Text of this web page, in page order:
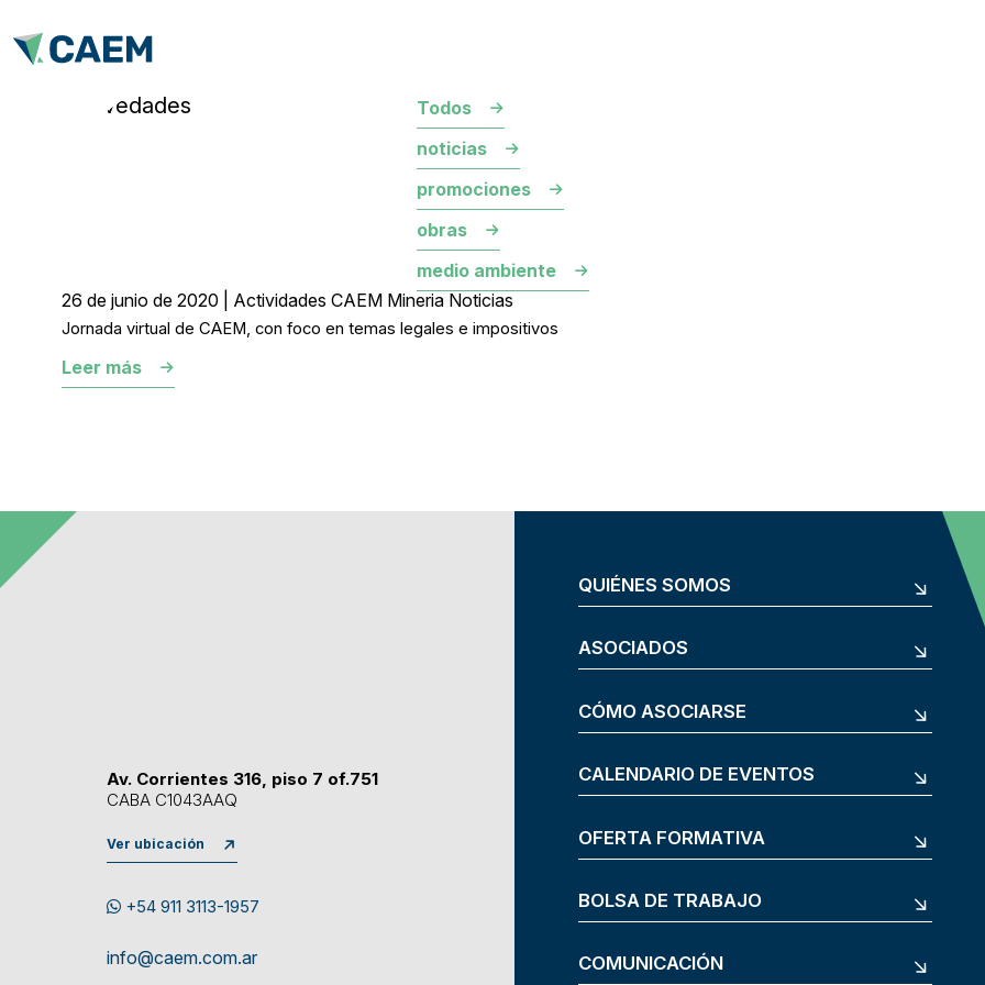
novedades
Todos
noticias
promociones
obras
medio ambiente
26 de junio de 2020 | Actividades CAEM Mineria Noticias
Jornada virtual de CAEM, con foco en temas legales e impositivos
Leer más
Av. Corrientes 316, piso 7 of.751
CABA C1043AAQ
Ver ubicación
+54 911 3113-1957
info@caem.com.ar
QUIÉNES SOMOS
ASOCIADOS
CÓMO ASOCIARSE
CALENDARIO DE EVENTOS
OFERTA FORMATIVA
BOLSA DE TRABAJO
COMUNICACIÓN